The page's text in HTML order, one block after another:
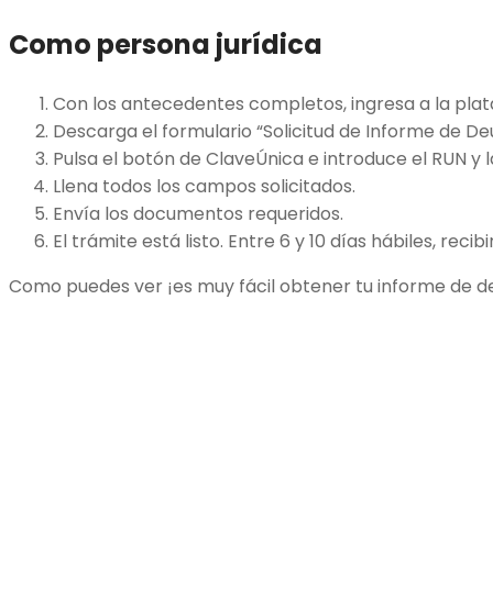
Como persona jurídica
Con los antecedentes completos, ingresa a la
Descarga el formulario “Solicitud de Informe de
Pulsa el botón de ClaveÚnica e introduce el RUN y
Llena todos los campos solicitados.
Envía los documentos requeridos.
El trámite está listo. Entre 6 y 10 días hábiles,
Como puedes ver ¡es muy fácil obtener tu informe de